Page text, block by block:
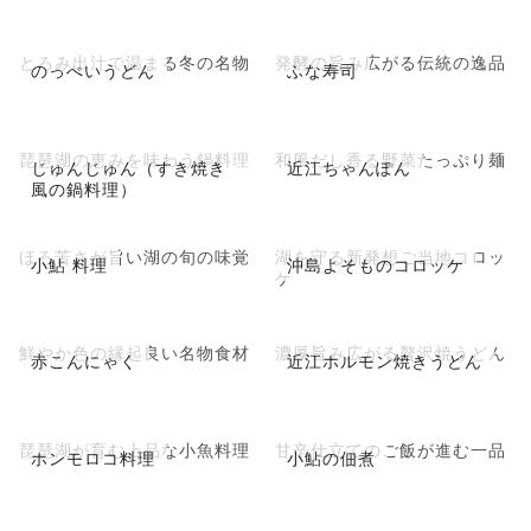
のっぺいうどん
とろみ出汁で温まる冬の名物 ふな寿司
発酵の旨み広がる伝統の逸品
じゅんじゅん（すき焼き
風の鍋料理）
琵琶湖の恵みを味わう鍋料理 近江ちゃんぽん
和風だし香る野菜たっぷり麺
小鮎 料理
ほろ苦さが旨い湖の旬の味覚 沖島よそものコロッケ
湖を守る新発想ご当地コロッ
ケ
赤こんにゃく
鮮やか色の縁起良い名物食材 近江ホルモン焼きうどん
濃厚旨み広がる贅沢焼うどん
ホンモロコ料理
琵琶湖が育む上品な小魚料理 小鮎の佃煮
甘辛仕立てのご飯が進む一品